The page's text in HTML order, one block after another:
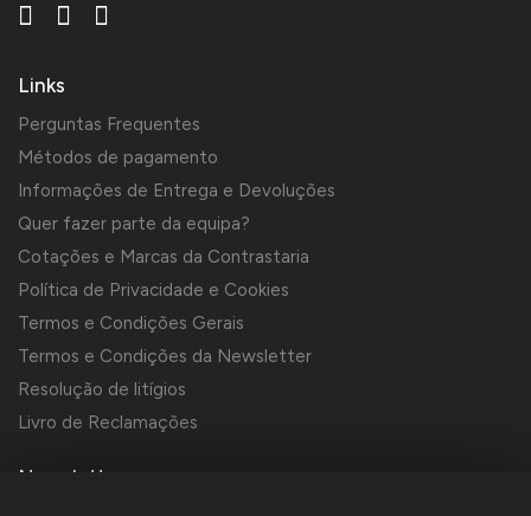
Links
Perguntas Frequentes
Métodos de pagamento
Informações de Entrega e Devoluções
Quer fazer parte da equipa?
Cotações e Marcas da Contrastaria
Política de Privacidade e Cookies
Termos e Condições Gerais
Termos e Condições da Newsletter
Resolução de litígios
Livro de Reclamações
Newsletter